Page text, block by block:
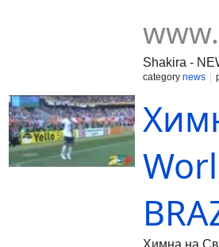
Shakira -
category news
Химна на